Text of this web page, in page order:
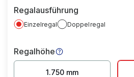
Regalausführung
Einzelregal Doppelregal
Regalhöhe
1.750 mm